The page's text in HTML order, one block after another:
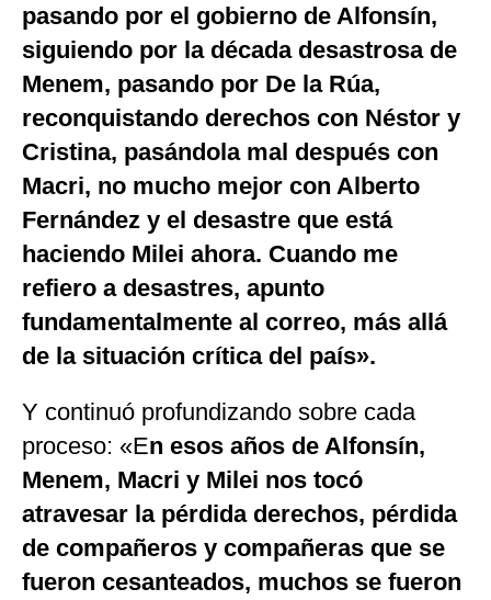
pasando por el gobierno de Alfonsín,
siguiendo por la década desastrosa de
Menem, pasando por De la Rúa,
reconquistando derechos con Néstor y
Cristina, pasándola mal después con
Macri, no mucho mejor con Alberto
Fernández y el desastre que está
haciendo Milei ahora. Cuando me
refiero a desastres, apunto
fundamentalmente al correo, más allá
de la situación crítica del país».
Y continuó profundizando sobre cada
proceso: «En esos años de Alfonsín,
Menem, Macri y Milei nos tocó
atravesar la pérdida derechos, pérdida
de compañeros y compañeras que se
fueron cesanteados, muchos se fueron